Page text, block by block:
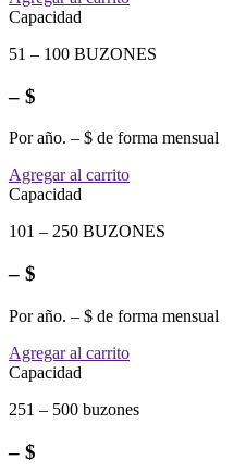
Capacidad
51 – 100 BUZONES
– $
Por año. – $ de forma mensual
Agregar al carrito
Capacidad
101 – 250 BUZONES
– $
Por año. – $ de forma mensual
Agregar al carrito
Capacidad
251 – 500 buzones
– $